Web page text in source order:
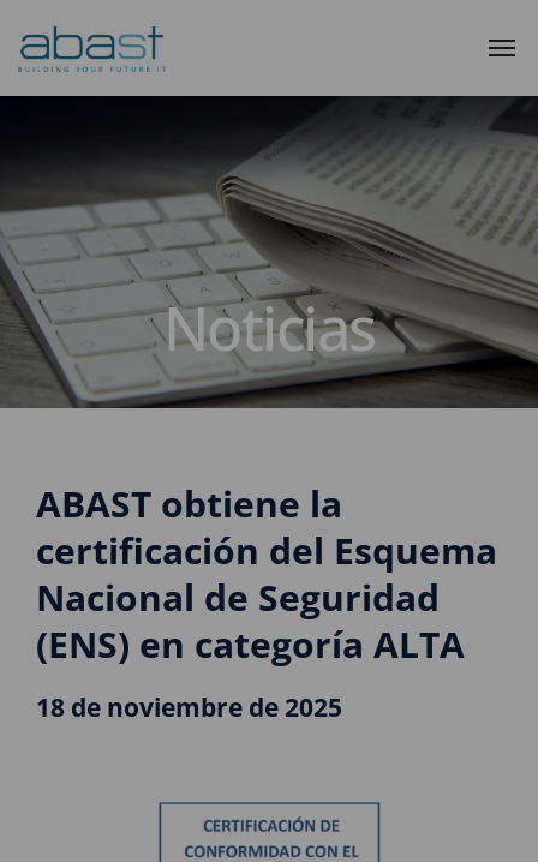
Noticias
ABAST obtiene la
certificación del Esquema
Nacional de Seguridad
(ENS) en categoría ALTA
18 de noviembre de 2025